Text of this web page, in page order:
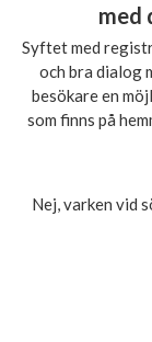
med
Syftet med
och bra dialog
besökare en
som finns på
Nej, varken vid